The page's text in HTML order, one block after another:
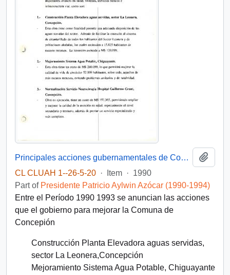
Principales acciones gubernamentales de Concepción entre 1990-1993
CL CLUAH 1--26-5-20 · Item · 1990
Part of Presidente Patricio Aylwin Azócar (1990-1994)
Entre el Período 1990 1993 se anuncian las acciones
que el gobierno para mejorar la Comuna de
Concepión
Construcción Planta Elevadora aguas servidas,
sector La Leonera,Concepción
Mejoramiento Sistema Agua Potable, Chiguayante